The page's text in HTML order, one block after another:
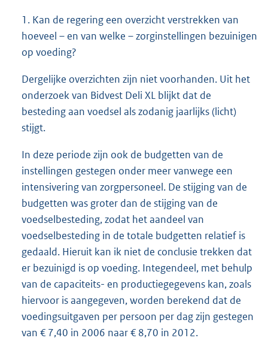
1. Kan de regering een overzicht verstrekken van
hoeveel – en van welke – zorginstellingen bezuinigen
op voeding?
Dergelijke overzichten zijn niet voorhanden. Uit het
onderzoek van Bidvest Deli XL blijkt dat de
besteding aan voedsel als zodanig jaarlijks (licht)
stijgt.
In deze periode zijn ook de budgetten van de
instellingen gestegen onder meer vanwege een
intensivering van zorgpersoneel. De stijging van de
budgetten was groter dan de stijging van de
voedselbesteding, zodat het aandeel van
voedselbesteding in de totale budgetten relatief is
gedaald. Hieruit kan ik niet de conclusie trekken dat
er bezuinigd is op voeding. Integendeel, met behulp
van de capaciteits- en productiegegevens kan, zoals
hiervoor is aangegeven, worden berekend dat de
voedingsuitgaven per persoon per dag zijn gestegen
van € 7,40 in 2006 naar € 8,70 in 2012.